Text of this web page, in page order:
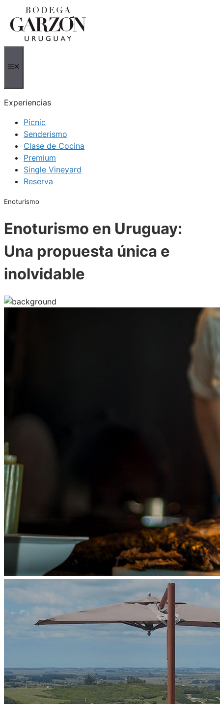
contenido
Experiencias
Picnic
Senderismo
Clase de Cocina
Premium
Single Vineyard
Reserva
Enoturismo
Enoturismo en Uruguay:
Una propuesta única e
inolvidable